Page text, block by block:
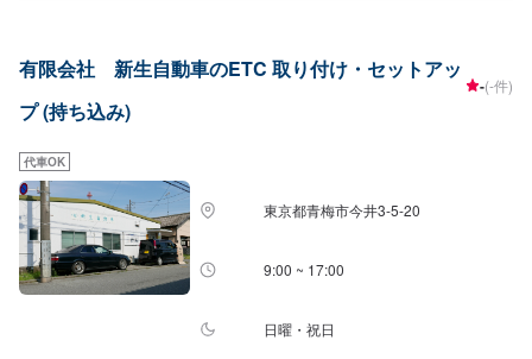
提案をさせていただいております。【1】オファーにてお問い合わせ【2】お
の方はオファーにて、車種情報と持ち込みパーツの詳細をお送りください。
店頭でのパーツのご購入をご希望の方も車種情報と購入希望の旨をオファー
備考欄に誤入力ください。<代車について>代車をご用意しています。お車の
おります。<定休日・営業時間>定休日：年中無休（大型連休のみ休み）営業
時間：9:00~21:00<輸入車のご注意>修理作業時に部品が必要な場合、一般的
に国内に流通している部品以外は本国取り寄せとなるため、作業完了までに
お時間をいただく場合がございます。また車の性質上、追加部品・作業が必
要となるケースがあり、その場合は都度ご連絡をさせていただきます。
有限会社 新生自動車のETC 取り付け・セットアッ
プ (持ち込み)
-(-件)
代車OK
東京都青梅市今井3-5-20
9:00 ~ 17:00
日曜・祝日